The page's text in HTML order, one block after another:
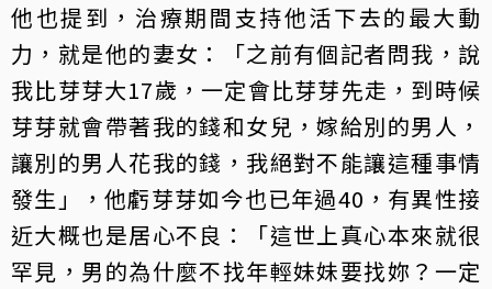
他也提到，治療期間支持他活下去的最大動
力，就是他的妻女：「之前有個記者問我，說
我比芽芽大17歲，一定會比芽芽先走，到時候
芽芽就會帶著我的錢和女兒，嫁給別的男人，
讓別的男人花我的錢，我絕對不能讓這種事情
發生」，他虧芽芽如今也已年過40，有異性接
近大概也是居心不良：「這世上真心本來就很
罕見，男的為什麼不找年輕妹妹要找妳？一定